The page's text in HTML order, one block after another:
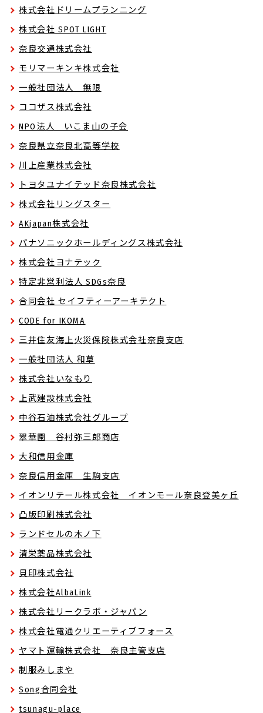
株式会社ドリームプランニング
株式会社 SPOT LIGHT
奈良交通株式会社
モリマーキンキ株式会社
一般社団法人 無限
ココザス株式会社
NPO法人 いこま山の子会
奈良県立奈良北高等学校
川上産業株式会社
トヨタユナイテッド奈良株式会社
株式会社リングスター
AKjapan株式会社
パナソニックホールディングス株式会社
株式会社ヨナテック
特定非営利法人 SDGs奈良
合同会社 セイフティーアーキテクト
CODE for IKOMA
三井住友海上火災保険株式会社奈良支店
一般社団法人 和草
株式会社いなもり
上武建設株式会社
中谷石油株式会社グループ
翠華園 谷村弥三郎商店
大和信用金庫
奈良信用金庫 生駒支店
イオンリテール株式会社 イオンモール奈良登美ヶ丘
凸版印刷株式会社
ランドセルの木ノ下
清栄薬品株式会社
貝印株式会社
株式会社AlbaLink
株式会社リークラボ・ジャパン
株式会社電通クリエーティブフォース
ヤマト運輸株式会社 奈良主管支店
制服みしまや
Song合同会社
tsunagu-place